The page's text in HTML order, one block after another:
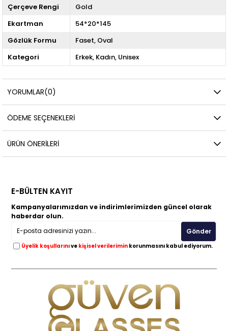
Çerçeve Rengi
Gold
Ekartman
54*20*145
Gözlük Formu
Faset Oval
Kategori
Erkek Kadın Unisex
YORUMLAR(0)
ÖDEME SEÇENEKLERI
ÜRÜN ÖNERILERI
E-BÜLTEN KAYIT
Kampanyalarımızdan ve indirimlerimizden güncel olarak
haberdar olun.
Gönder
Üyelik koşullarınıve kişisel verilerimin korunmasını kabul ediyorum.